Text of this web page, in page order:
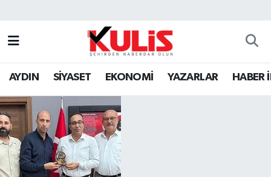
AYDIN SİYASET EKONOMİ YAZARLAR HABER